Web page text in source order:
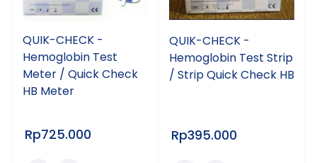
QUIK-CHECK -
Hemoglobin Test
Meter / Quick Check
HB Meter
Rp725.000
QUIK-CHECK -
Hemoglobin Test Strip
/ Strip Quick Check HB
Rp395.000